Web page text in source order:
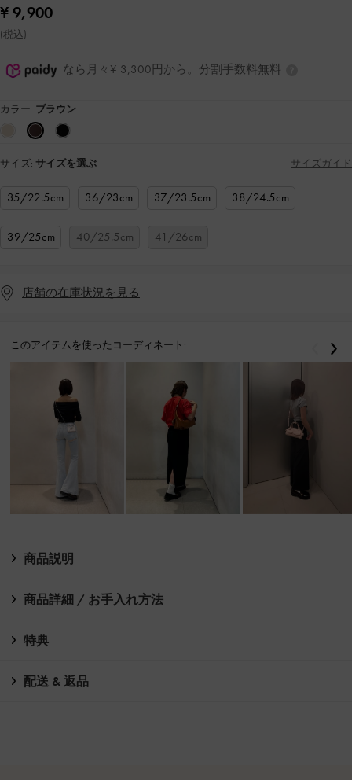
¥ 9,900
(税込)
なら月々¥ 3,300円から。分割手数料無料
カラー: ブラウン
サイズ: サイズを選ぶ サイズガイド
35/22.5cm 36/23cm 37/23.5cm 38/24.5cm
39/25cm 40/25.5cm 41/26cm
店舗の在庫状況を見る
このアイテムを使ったコーディネート: 戻る
商品説明
商品詳細 / お手入れ方法
特典
配送 & 返品